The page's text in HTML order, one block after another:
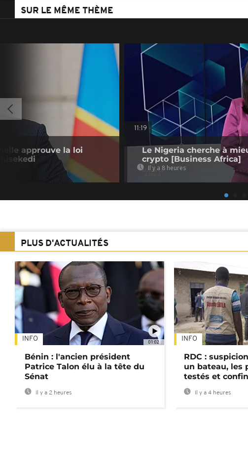
SUR LE MÊME THÈME
approuve la loi
11:19
Le Nigeria cherche à
crypto [Business Africa]
Il y a 8 heures
PLUS D'ACTUALITÉS
01:02
INFO
Bénin : l'ancien président
Patrice Talon élu à la tête du
Sénat
Il y a 2 heures
INFO
RDC :
un bateau, les
testés et
Il y a 4 heures